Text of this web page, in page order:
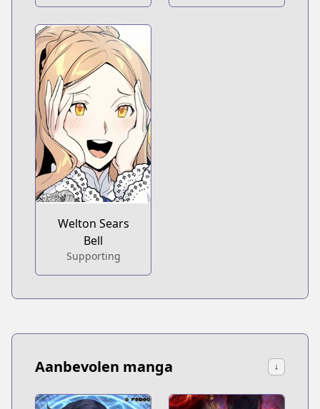
Welton Sears
Bell
Supporting
Aanbevolen manga ↓